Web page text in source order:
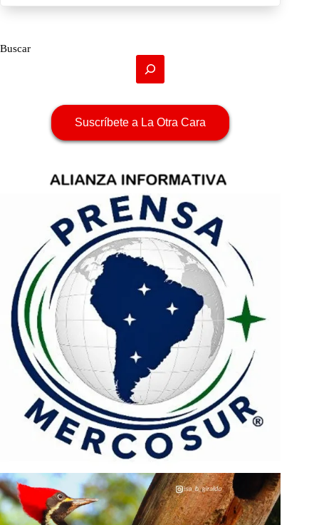
Buscar
Suscríbete a La Otra Cara